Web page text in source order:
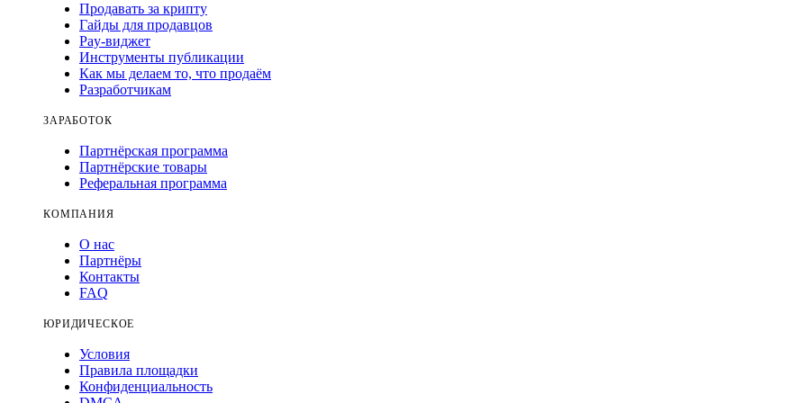
Продавать за крипту
Гайды для продавцов
Pay-виджет
Инструменты публикации
Как мы делаем то, что продаём
Разработчикам
ЗАРАБОТОК
Партнёрская программа
Партнёрские товары
Реферальная программа
КОМПАНИЯ
О нас
Партнёры
Контакты
FAQ
ЮРИДИЧЕСКОЕ
Условия
Правила площадки
Конфиденциальность